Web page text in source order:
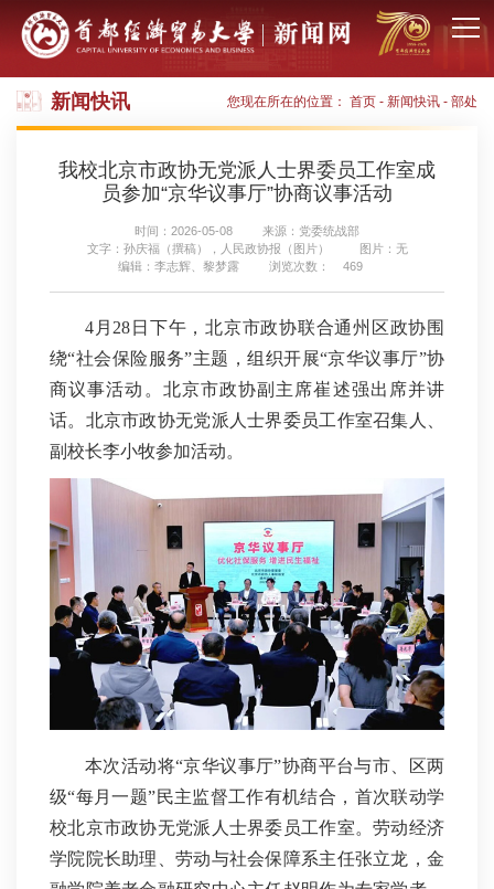
新闻快讯 您现在所在的位置： 首页 - 新闻快讯 - 部处
我校北京市政协无党派人士界委员工作室成
员参加“京华议事厅”协商议事活动
时间：2026-05-08
来源：党委统战部
文字：孙庆福（撰稿），人民政协报（图片）
图片：无
编辑：李志辉、黎梦露
浏览次数： 469
4月28日下午，北京市政协联合通州区政协围
绕“社会保险服务”主题，组织开展“京华议事厅”协
商议事活动。北京市政协副主席崔述强出席并讲
话。北京市政协无党派人士界委员工作室召集人、
副校长李小牧参加活动。
本次活动将“京华议事厅”协商平台与市、区两
级“每月一题”民主监督工作有机结合，首次联动学
校北京市政协无党派人士界委员工作室。劳动经济
学院院长助理、劳动与社会保障系主任张立龙，金